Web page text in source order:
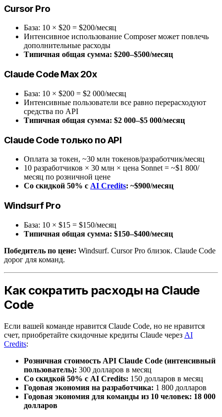
Cursor Pro
База: 10 × $20 = $200/месяц
Интенсивное использование Composer может повлечь
дополнительные расходы
Типичная общая сумма: $200–$500/месяц
Claude Code Max 20x
База: 10 × $200 = $2 000/месяц
Интенсивные пользователи все равно перерасходуют
средства по API
Типичная общая сумма: $2 000–$5 000/месяц
Claude Code только по API
Оплата за токен, ~30 млн токенов/разработчик/месяц
10 разработчиков × 30 млн × цена Sonnet = ~$1 800/
месяц по розничной цене
Со скидкой 50% с AI Credits: ~$900/месяц
Windsurf Pro
База: 10 × $15 = $150/месяц
Типичная общая сумма: $150–$400/месяц
Победитель по цене: Windsurf. Cursor Pro близок. Claude Code
дорог для команд.
Как сократить расходы на Claude
Code
Если вашей команде нравится Claude Code, но не нравится
счет, приобретайте скидочные кредиты Claude через AI
Credits:
Розничная стоимость API Claude Code (интенсивный
пользователь): 300 долларов в месяц
Со скидкой 50% с AI Credits: 150 долларов в месяц
Годовая экономия на разработчика: 1 800 долларов
Годовая экономия для команды из 10 человек: 18 000
долларов